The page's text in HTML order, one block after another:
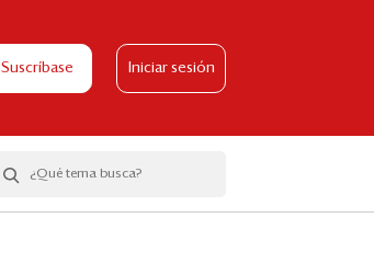
Suscríbase Iniciar sesión